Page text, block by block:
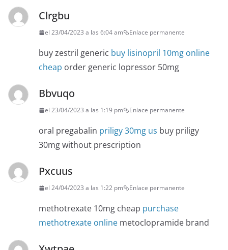
Clrgbu
el 23/04/2023 a las 6:04 am Enlace permanente
buy zestril generic buy lisinopril 10mg online
cheap order generic lopressor 50mg
Bbvuqo
el 23/04/2023 a las 1:19 pm Enlace permanente
oral pregabalin priligy 30mg us buy priligy
30mg without prescription
Pxcuus
el 24/04/2023 a las 1:22 pm Enlace permanente
methotrexate 10mg cheap purchase
methotrexate online metoclopramide brand